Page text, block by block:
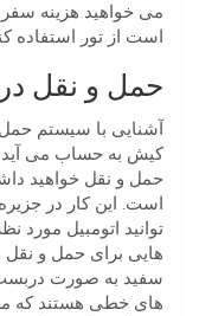
می خواهید هزینه سفر
است از تور استفاده
حمل و نقل
آشنایی با سیستم
کیش به حساب می آید.
حمل و نقل خواهید
است. این کار در
توانید اتومبیل مورد
هایی برای حمل و نقل
سفید به صورت
های خطی هستند که